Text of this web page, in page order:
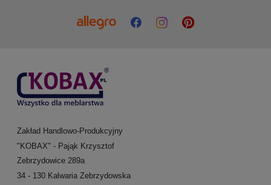
Zakład Handlowo-Produkcyjny
"KOBAX" - Pająk Krzysztof
Zebrzydowice 289a
34 - 130 Kalwaria Zebrzydowska